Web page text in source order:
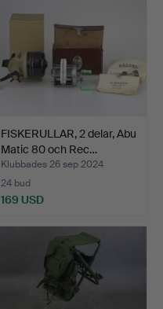
FISKERULLAR, 2 delar, Abu
Matic 80 och Rec…
Klubbades 26 sep 2024
24 bud
169 USD